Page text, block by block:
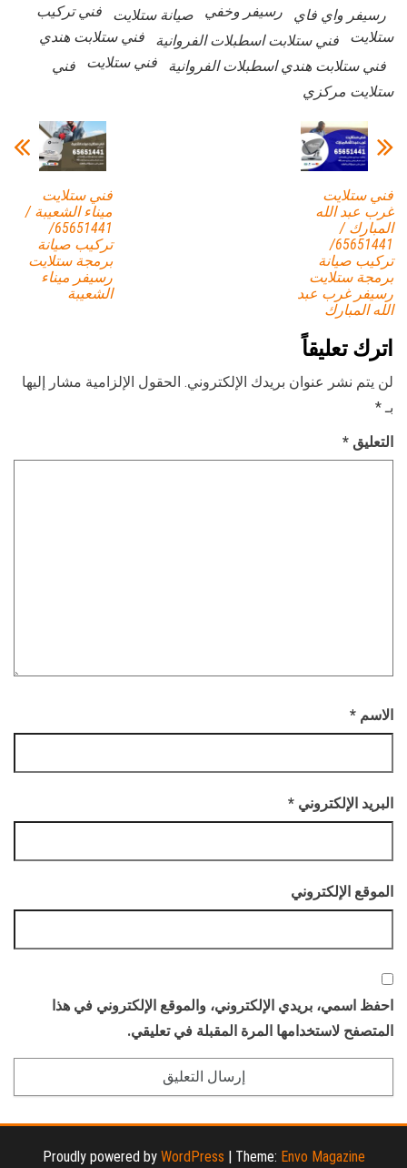
رسيفر واي فاي
رسيفر وخفي صيانة ستلايت
فني تركيب
ستلايت
فني ستلابت اسطبلات الفروانية
فني ستلابت هندي
فني ستلابت هندي اسطبلات الفروانية
فني ستلايت
فني
ستلايت مركزي
فني ستلايت
ميناء الشعيبة /
65651441/
تركيب صيانة
برمجة ستلايت
رسيفر ميناء
الشعيبة
فني ستلايت
غرب عبد الله
المبارك /
65651441/
تركيب صيانة
برمجة ستلايت
رسيفر غرب عبد
الله المبارك
اترك تعليقاً
لن يتم نشر عنوان بريدك الإلكتروني. الحقول الإلزامية مشار إليها
بـ*
التعليق *
الاسم *
البريد الإلكتروني *
الموقع الإلكتروني
احفظ اسمي، بريدي الإلكتروني، والموقع الإلكتروني في هذا
المتصفح لاستخدامها المرة المقبلة في تعليقي.
Proudly powered by WordPress Theme: Envo Magazine